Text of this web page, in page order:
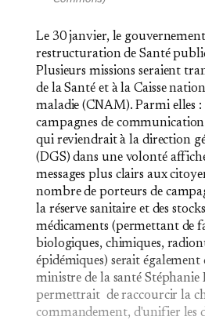
Le 30 janvier, le
restructuration de Santé
Plusieurs missions seraient
de la Santé et à la Caisse
maladie (CNAM). Parmi elles :
campagnes de
qui reviendrait à la direction
(DGS) dans une volonté
messages plus clairs aux
nombre de porteurs de
la réserve sanitaire et des
médicaments (permettant de
biologiques, chimiques,
épidémiques) serait également
ministre de la santé Stéphanie
permettrait de raccourcir la
commandement, d'unifier les